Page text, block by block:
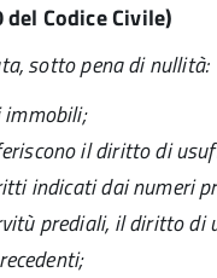
Codice Civile)
sotto pena di nullità:
il diritto di
indicati dai numeri
prediali, il diritto